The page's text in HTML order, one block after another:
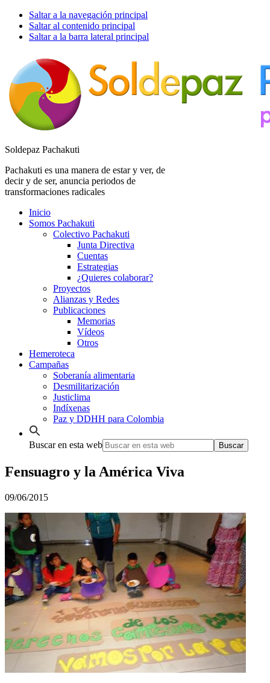
Saltar a la navegación principal
Saltar al contenido principal
Saltar a la barra lateral principal
Soldepaz Pachakuti
Pachakuti es una manera de estar y ver, de
decir y de ser, anuncia periodos de
transformaciones radicales
Inicio
Somos Pachakuti
Colectivo Pachakuti
Junta Directiva
Cuentas
Estrategias
¿Quieres colaborar?
Proyectos
Alianzas y Redes
Publicaciones
Memorias
Vídeos
Otros
Hemeroteca
Campañas
Soberanía alimentaria
Desmilitarización
Justiclima
Indíxenas
Paz y DDHH para Colombia
Buscar en esta web
Fensuagro y la América Viva
09/06/2015